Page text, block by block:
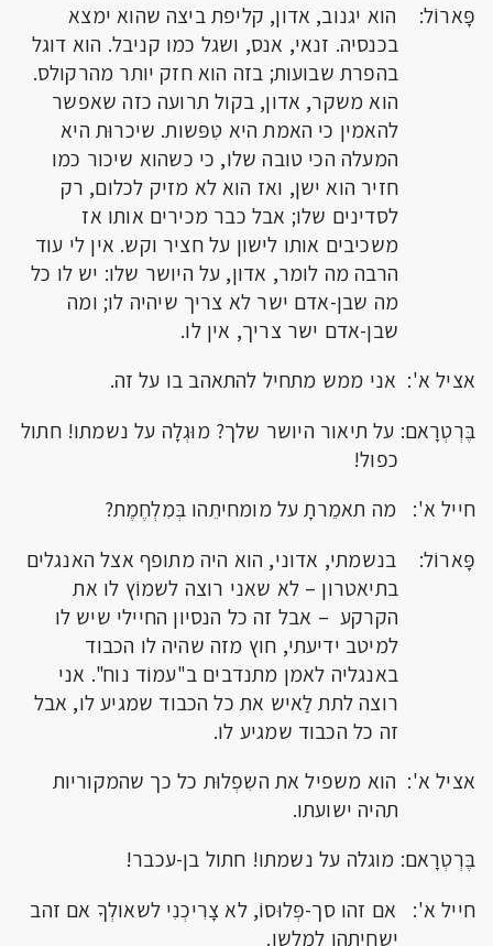
פָּארוֹל: הוא יגנוב, אדון, קליפת ביצה שהוא ימצא
בכנסיה. זנאי, אנס, ושגל כמו קניבל. הוא דוגל
בהפרת שבועות; בזה הוא חזק יותר מהרקולס.
הוא משקר, אדון, בקול תרועה כזה שאפשר
להאמין כי האמת היא טִפּשות. שיכרוּת היא
המעלה הכי טובה שלו, כי כשהוא שיכור כמו
חזיר הוא ישן, ואז הוא לא מזיק לכלום, רק
לסדינים שלו; אבל כבר מכירים אותו אז
משכיבים אותו לישון על חציר וקש. אין לי עוד
הרבה מה לומר, אדון, על היושר שלו: יש לו כל
מה שבן-אדם ישר לא צריך שיהיה לו; ומה
שבן-אדם ישר צריך, אין לו.
אציל א': אני ממש מתחיל להתאהב בו על זה.
בֶּרְטְרָאם: על תיאור היושר שלך? מוּגְלָה על נשמתו! חתול
כפול!
חייל א': מה תאמֵרתָ על מומחיתֵהו בְּמִלְחֶמֶת?
פָּארוֹל: בנשמתי, אדוני, הוא היה מתופף אצל האנגלים
בתיאטרון – לא שאני רוצה לשמוֹץ לו את
הקרקע – אבל זה כל הנסיון החיילי שיש לו
למיטב ידיעתי, חוץ מזה שהיה לו הכבוד
באנגליה לאמן מתנדבים ב"עמוֹד נוח". אני
רוצה לתת לַאיש את כל הכבוד שמגיע לו, אבל
זה כל הכבוד שמגיע לו.
אציל א': הוא משפיל את השִפְלוּת כל כך שהמקוריות
תהיה ישועתו.
בֶּרְטְרָאם: מוגלה על נשמתו! חתול בן-עכבר!
חייל א': אם זהו סך-פְּלוּסוֹ, לא צָרִיכְנִי לשאולְךָ אם זהב
ישחיתֵהו למַלְשֵן.